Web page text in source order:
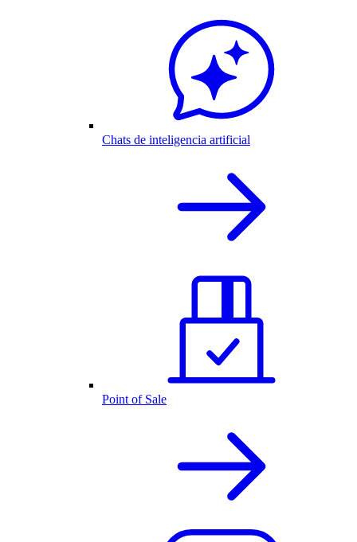
Chats de inteligencia artificial
Point of Sale